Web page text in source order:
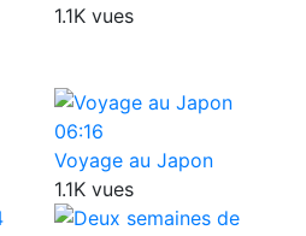
1.1K vues
06:16
Voyage au Japon
1.1K vues